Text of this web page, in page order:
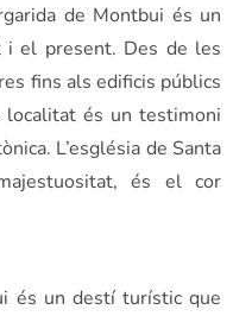
de Montbui és un
i el present. Des de les
fins als edificis públics
és un testimoni
L’església de Santa
és el cor
és un destí turístic que